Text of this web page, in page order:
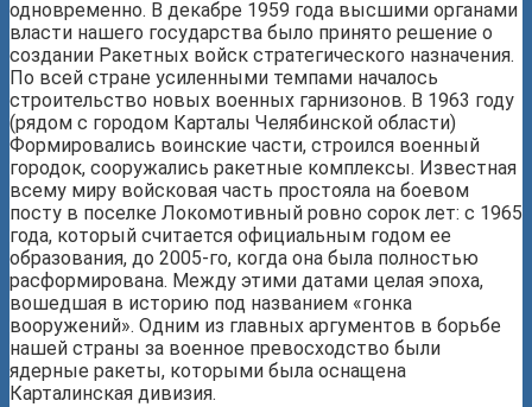
одновременно. В декабре 1959 года высшими органами
власти нашего государства было принято решение о
создании Ракетных войск стратегического назначения.
По всей стране усиленными темпами началось
строительство новых военных гарнизонов. В 1963 году
(рядом с городом Карталы Челябинской области)
Формировались воинские части, строился военный
городок, сооружались ракетные комплексы. Известная
всему миру войсковая часть простояла на боевом
посту в поселке Локомотивный ровно сорок лет: с 1965
года, который считается официальным годом ее
образования, до 2005-го, когда она была полностью
расформирована. Между этими датами целая эпоха,
вошедшая в историю под названием «гонка
вооружений». Одним из главных аргументов в борьбе
нашей страны за военное превосходство были
ядерные ракеты, которыми была оснащена
Карталинская дивизия.